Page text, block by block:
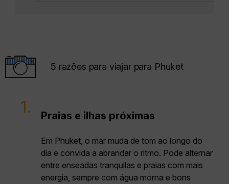
5 razões para viajar para Phuket
1. Praias e ilhas próximas
Em Phuket, o mar muda de tom ao longo do
dia e convida a abrandar o ritmo. Pode alternar
entre enseadas tranquilas e praias com mais
energia, sempre com água morna e bons